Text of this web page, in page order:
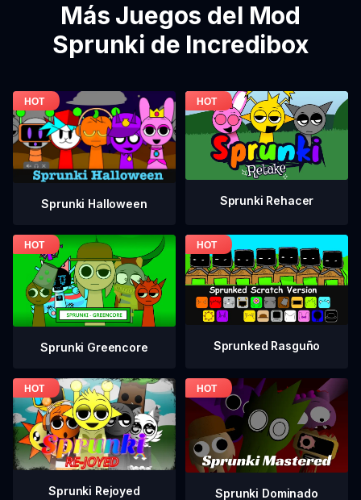
Más Juegos del Mod
Sprunki de Incredibox
Sprunki Halloween Sprunki Rehacer
Sprunki Greencore Sprunked Rasguño
Sprunki Rejoyed Sprunki Dominado